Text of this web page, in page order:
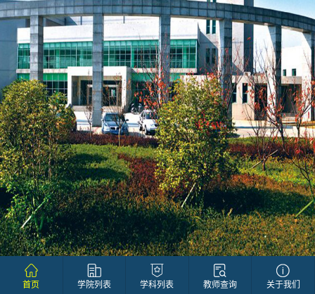
首页 学院列表 学科列表 教师查询 关于我们